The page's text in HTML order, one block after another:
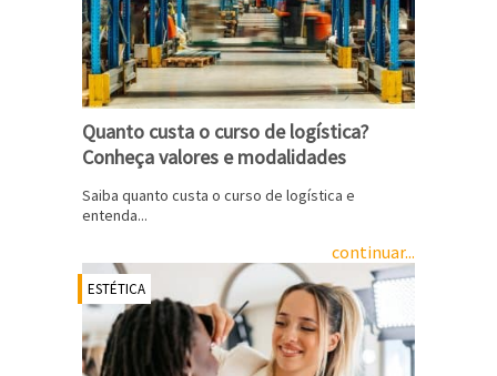
Quanto custa o curso de logística?
Conheça valores e modalidades
Saiba quanto custa o curso de logística e
entenda...
continuar...
ESTÉTICA